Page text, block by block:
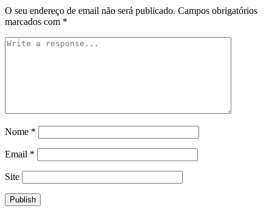
O seu endereço de email não será publicado. Campos obrigatórios
marcados com *
Nome *
Email *
Site